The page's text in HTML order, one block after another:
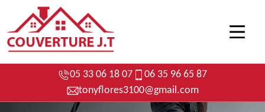
05 33 06 18 07
06 35 96 65 87
tonyflores3100@gmail.com